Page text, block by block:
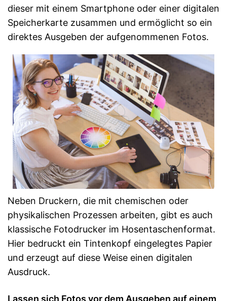
dieser mit einem Smartphone oder einer digitalen
Speicherkarte zusammen und ermöglicht so ein
direktes Ausgeben der aufgenommenen Fotos.
Neben Druckern, die mit chemischen oder
physikalischen Prozessen arbeiten, gibt es auch
klassische Fotodrucker im Hosentaschenformat.
Hier bedruckt ein Tintenkopf eingelegtes Papier
und erzeugt auf diese Weise einen digitalen
Ausdruck.
Lassen sich Fotos vor dem Ausgeben auf einem